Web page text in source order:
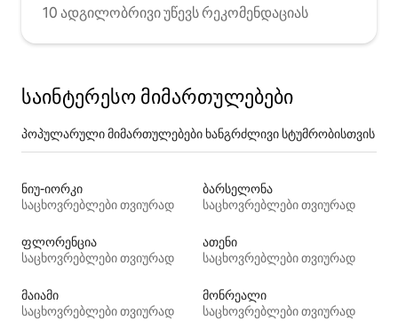
10 ადგილობრივი უწევს რეკომენდაციას
საინტერესო მიმართულებები
პოპულარული მიმართულებები ხანგრძლივი სტუმრობისთვის
ნიუ-იორკი
საცხოვრებლები თვიურად
ბარსელონა
საცხოვრებლები თვიურად
ფლორენცია
საცხოვრებლები თვიურად
ათენი
საცხოვრებლები თვიურად
მაიამი
საცხოვრებლები თვიურად
მონრეალი
საცხოვრებლები თვიურად